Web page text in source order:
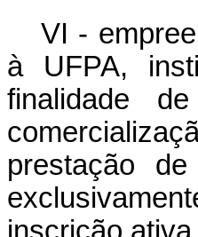
VI -
à UFPA,
finalidade
prestação